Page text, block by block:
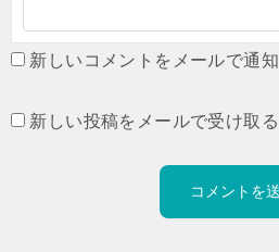
新しいコメントをメールで通知
新しい投稿をメールで受け取る